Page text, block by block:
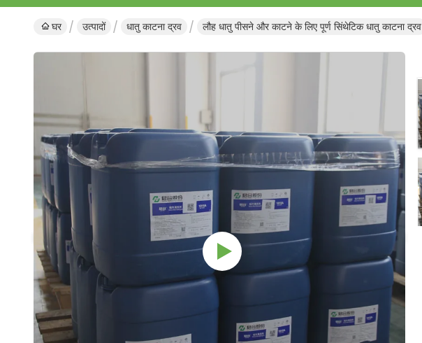
घर उत्पादों धातु काटना द्रव लौह धातु पीसने और काटने के लिए पूर्ण सिंथेटिक धातु काटना द्रव